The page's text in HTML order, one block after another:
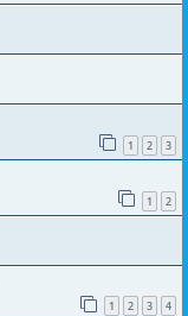
1 2 3
1 2
1 2 3 4